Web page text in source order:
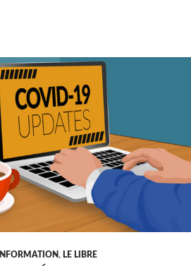
INFORMATION, LE LIBRE